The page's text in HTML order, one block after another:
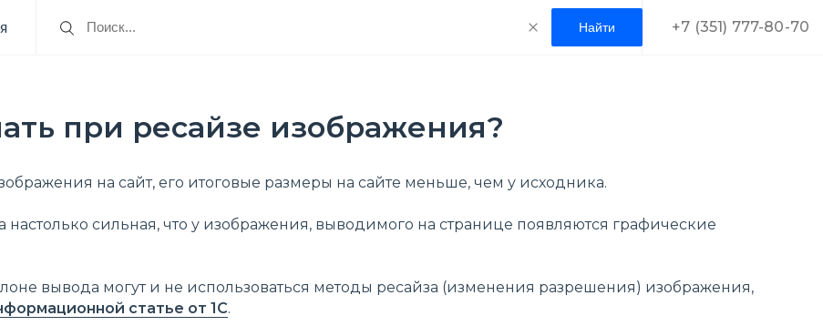
+7 (351) 777-80-70
при ресайзе изображения?
на сайт, его итоговые размеры на сайте меньше, чем у исходника.
настолько сильная, что у изображения, выводимого на странице появляются графические
вывода могут и не использоваться методы ресайза (изменения разрешения) изображения,
статье от 1С.